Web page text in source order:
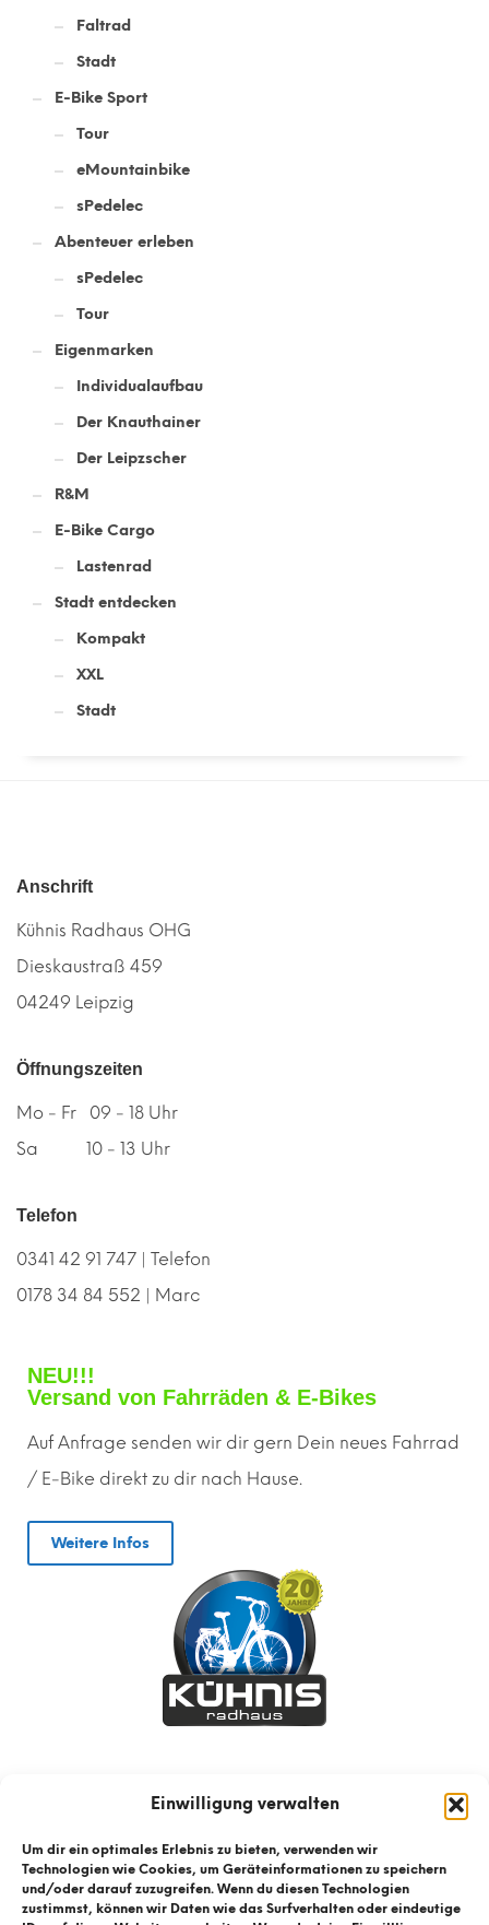
Einwilligung verwalten
Um dir ein optimales Erlebnis zu bieten, verwenden wir
Technologien wie Cookies, um Geräteinformationen zu speichern
und/oder darauf zuzugreifen. Wenn du diesen Technologien
zustimmst, können wir Daten wie das Surfverhalten oder eindeutige
Faltrad
Stadt
E-Bike Sport
Tour
eMountainbike
sPedelec
Abenteuer erleben
sPedelec
Tour
Eigenmarken
Individualaufbau
Der Knauthainer
Der Leipzscher
R&M
E-Bike Cargo
Lastenrad
Stadt entdecken
Kompakt
XXL
Stadt
Anschrift
Kühnis Radhaus OHG
Dieskaustraß 459
04249 Leipzig
Öffnungszeiten
Mo - Fr 09 - 18 Uhr
Sa 10 - 13 Uhr
Telefon
0341 42 91 747 | Telefon
0178 34 84 552 | Marc
NEU!!!
Versand von Fahrräden & E-Bikes
Auf Anfrage senden wir dir gern Dein neues Fahrrad
/ E-Bike direkt zu dir nach Hause.
Weitere Infos